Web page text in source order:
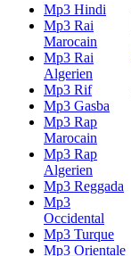
Mp3 Hindi
Mp3 Rai
Marocain
Mp3 Rai
Algerien
Mp3 Rif
Mp3 Gasba
Mp3 Rap
Marocain
Mp3 Rap
Algerien
Mp3 Reggada
Mp3
Occidental
Mp3 Turque
Mp3 Orientale